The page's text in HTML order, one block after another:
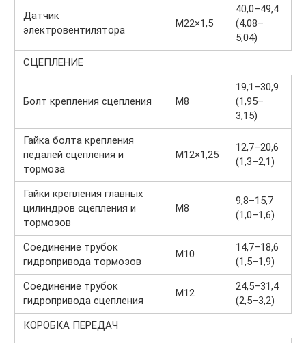
Датчик
электровентилятора
М22×1,5
40,0–49,4
(4,08–
5,04)
CЦЕПЛЕНИЕ
Болт крепления сцепления М8
19,1–30,9
(1,95–
3,15)
Гайка болта крепления
педалей сцепления и
тормоза
М12×1,25
12,7–20,6
(1,3–2,1)
Гайки крепления главных
цилиндров сцепления и
тормозов
М8
9,8–15,7
(1,0–1,6)
Соединение трубок
гидропривода тормозов
М10
14,7–18,6
(1,5–1,9)
Соединение трубок
гидропривода сцепления
М12
24,5–31,4
(2,5–3,2)
КОРОБКА ПЕРЕДАЧ